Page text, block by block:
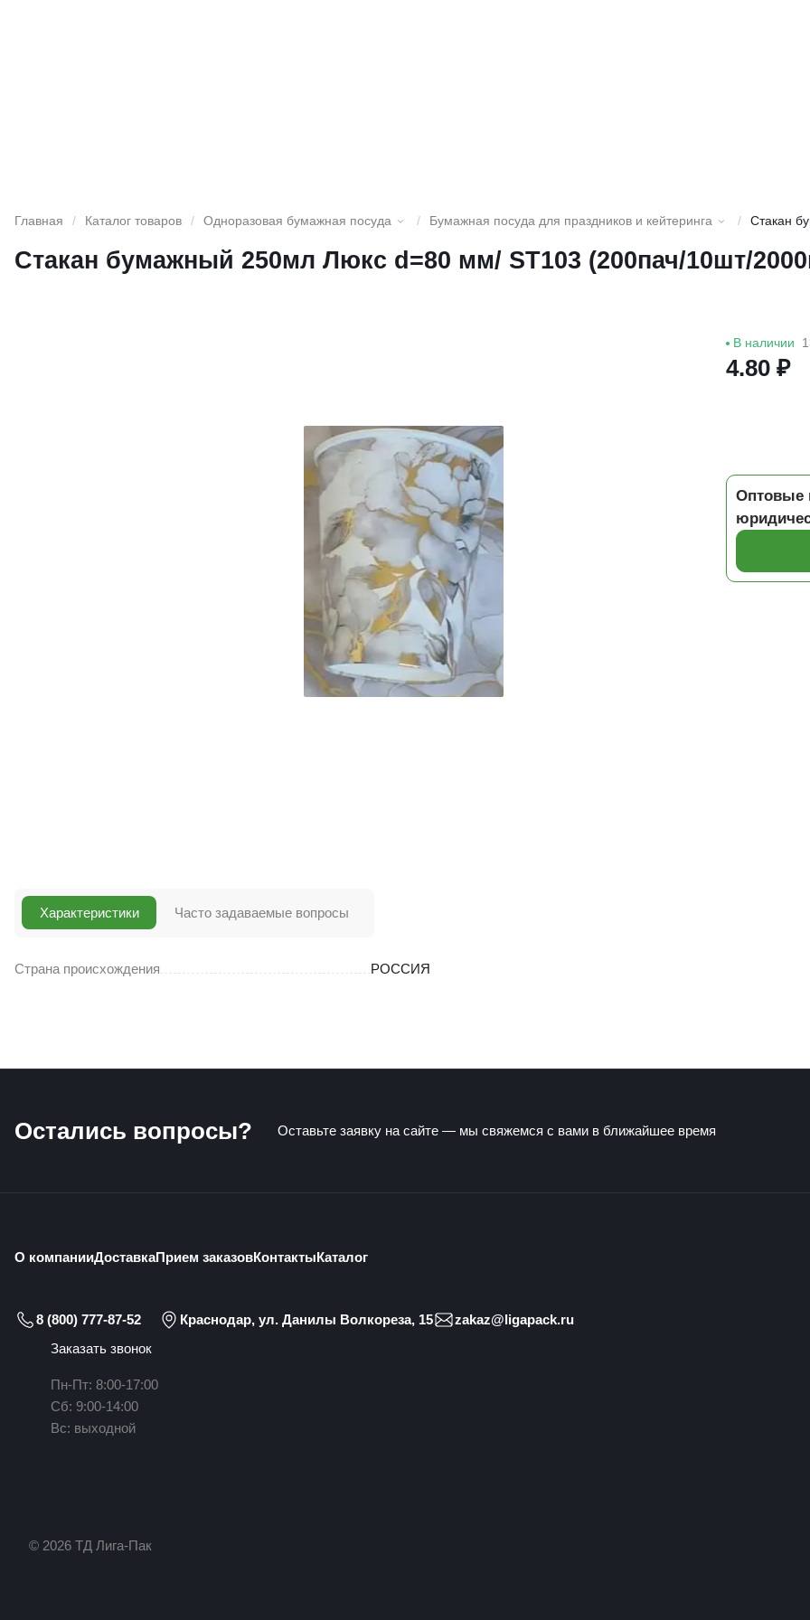
Главная / Каталог товаров / Одноразовая бумажная посуда / Бумажная посуда для праздников и кейтеринга / Стакан
Стакан бумажный 250мл Люкс d=80 мм/ ST103 (200пач/10шт/
В наличии
4.80 ₽
Оптовые
Характеристики
Страна происхождения РОССИЯ
Часто задаваемые вопросы
Остались вопросы? Оставьте заявку на сайте — мы свяжемся с вами в ближайшее время
О компанииДоставкаПрием заказовКонтактыКаталог
8 (800) 777-87-52
Заказать звонок
Пн-Пт: 8:00-17:00
Сб: 9:00-14:00
Вс: выходной
Краснодар, ул. Данилы Волкореза, 15 zakaz@ligapack.ru
© 2026 ТД Лига-Пак